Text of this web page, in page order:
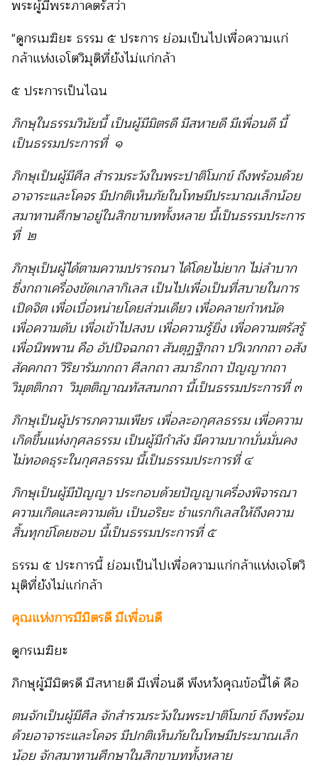
พระผู้มีพระภาคตรัสว่า
"ดูกรเมฆิยะ ธรรม ๕ ประการ ย่อมเป็นไปเพื่อความแก่
กล้าแห่งเจโตวิมุติที่ยังไม่แก่กล้า
๕ ประการเป็นไฉน
ภิกษุในธรรมวินัยนี้ เป็นผู้มีมิตรดี มีสหายดี มีเพื่อนดี นี้
เป็นธรรมประการที่ ๑
ภิกษุเป็นผู้มีศีล สำรวมระวังในพระปาติโมกข์ ถึงพร้อมด้วย
อาจาระและโคจร มีปกติเห็นภัยในโทษมีประมาณเล็กน้อย
สมาทานศึกษาอยู่ในสิกขาบททั้งหลาย นี้เป็นธรรมประการ
ที่ ๒
ภิกษุเป็นผู้ได้ตามความปรารถนา ได้โดยไม่ยาก ไม่ลำบาก
ซึ่งกถาเครื่องขัดเกลากิเลส เป็นไปเพื่อเป็นที่สบายในการ
เปิดจิต เพื่อเบื่อหน่ายโดยส่วนเดียว เพื่อคลายกำหนัด
เพื่อความดับ เพื่อเข้าไปสงบ เพื่อความรู้ยิ่ง เพื่อความตรัสรู้
เพื่อนิพพาน คือ อัปปิจฉกถา สันตุฏฐิกถา ปวิเวกกถา อสัง
สัคคกถา วิริยารัมภกถา ศีลกถา สมาธิกถา ปัญญากถา
วิมุตติกถา วิมุตติญาณทัสสนกถา นี้เป็นธรรมประการที่ ๓
ภิกษุเป็นผู้ปรารภความเพียร เพื่อละอกุศลธรรม เพื่อความ
เกิดขึ้นแห่งกุศลธรรม เป็นผู้มีกำลัง มีความบากบั่นมั่นคง
ไม่ทอดธุระในกุศลธรรม นี้เป็นธรรมประการที่ ๔
ภิกษุเป็นผู้มีปัญญา ประกอบด้วยปัญญาเครื่องพิจารณา
ความเกิดและความดับ เป็นอริยะ ชำแรกกิเลสให้ถึงความ
สิ้นทุกข์โดยชอบ นี้เป็นธรรมประการที่ ๕
ธรรม ๕ ประการนี้ ย่อมเป็นไปเพื่อความแก่กล้าแห่งเจโตวิ
มุติที่ยังไม่แก่กล้า
คุณแห่งการมีมิตรดี มีเพื่อนดี
ดูกรเมฆิยะ
ภิกษุผู้มีมิตรดี มีสหายดี มีเพื่อนดี พึงหวังคุณข้อนี้ได้ คือ
ตนจักเป็นผู้มีศีล จักสำรวมระวังในพระปาติโมกข์ ถึงพร้อม
ด้วยอาจาระและโคจร มีปกติเห็นภัยในโทษมีประมาณเล็ก
น้อย จักสมาทานศึกษาในสิกขาบททั้งหลาย